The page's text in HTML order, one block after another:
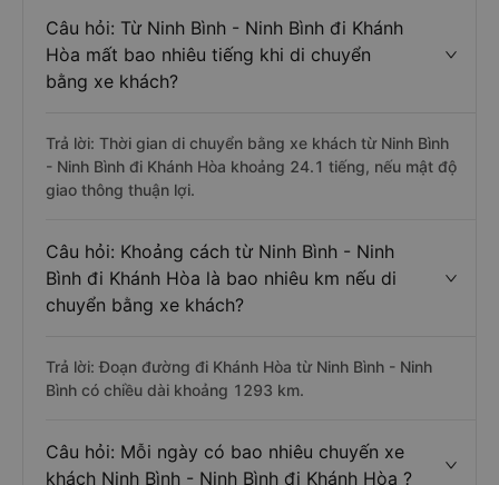
Câu hỏi: Từ Ninh Bình - Ninh Bình đi Khánh
Hòa mất bao nhiêu tiếng khi di chuyển
bằng xe khách?
Trả lời: Thời gian di chuyển bằng xe khách từ Ninh Bình
- Ninh Bình đi Khánh Hòa khoảng 24.1 tiếng, nếu mật độ
giao thông thuận lợi.
Câu hỏi: Khoảng cách từ Ninh Bình - Ninh
Bình đi Khánh Hòa là bao nhiêu km nếu di
chuyển bằng xe khách?
Trả lời: Đoạn đường đi Khánh Hòa từ Ninh Bình - Ninh
Bình có chiều dài khoảng 1293 km.
Câu hỏi: Mỗi ngày có bao nhiêu chuyến xe
khách Ninh Bình - Ninh Bình đi Khánh Hòa ?